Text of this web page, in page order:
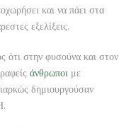
και να πάει στα
εξελίξεις.
ότι στην φυσούνα και στον
άνθρωποι με
δημιουργούσαν